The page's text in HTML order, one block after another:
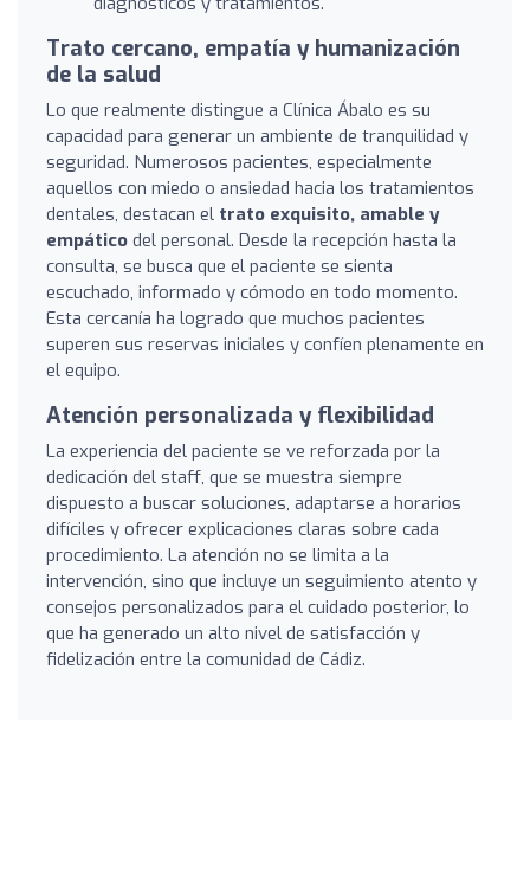
Trato cercano, empatía y humanización
de la salud
Lo que realmente distingue a Clínica Ábalo es su
capacidad para generar un ambiente de tranquilidad y
seguridad. Numerosos pacientes, especialmente
aquellos con miedo o ansiedad hacia los tratamientos
dentales, destacan el trato exquisito, amable y
empático del personal. Desde la recepción hasta la
consulta, se busca que el paciente se sienta
escuchado, informado y cómodo en todo momento.
Esta cercanía ha logrado que muchos pacientes
superen sus reservas iniciales y confíen plenamente en
el equipo.
Atención personalizada y flexibilidad
La experiencia del paciente se ve reforzada por la
dedicación del staff, que se muestra siempre
dispuesto a buscar soluciones, adaptarse a horarios
difíciles y ofrecer explicaciones claras sobre cada
procedimiento. La atención no se limita a la
intervención, sino que incluye un seguimiento atento y
consejos personalizados para el cuidado posterior, lo
que ha generado un alto nivel de satisfacción y
fidelización entre la comunidad de Cádiz.